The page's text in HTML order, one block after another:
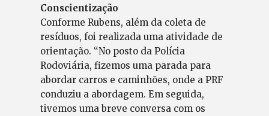
Conscientização
Conforme Rubens, além da coleta de
resíduos, foi realizada uma atividade de
orientação. “No posto da Polícia
Rodoviária, fizemos uma parada para
abordar carros e caminhões, onde a PRF
conduziu a abordagem. Em seguida,
tivemos uma breve conversa com os